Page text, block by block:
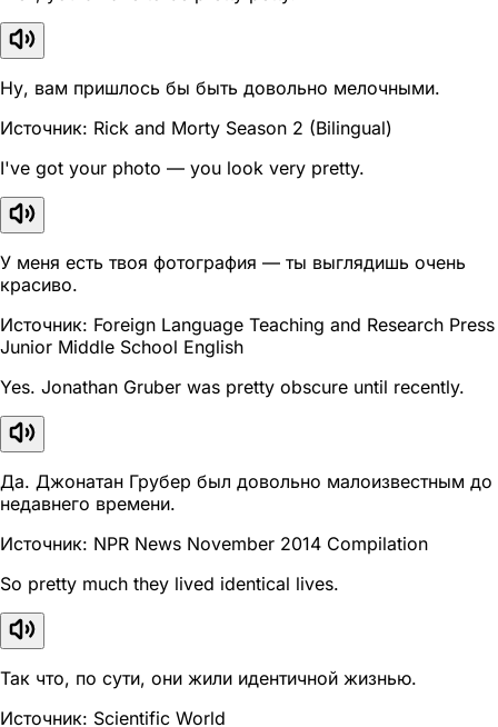
Ну, вам пришлось бы быть довольно мелочными.
Источник: Rick and Morty Season 2 (Bilingual)
I've got your photo — you look very pretty.
У меня есть твоя фотография — ты выглядишь очень
красиво.
Источник: Foreign Language Teaching and Research Press
Junior Middle School English
Yes. Jonathan Gruber was pretty obscure until recently.
Да. Джонатан Грубер был довольно малоизвестным до
недавнего времени.
Источник: NPR News November 2014 Compilation
So pretty much they lived identical lives.
Так что, по сути, они жили идентичной жизнью.
Источник: Scientific World